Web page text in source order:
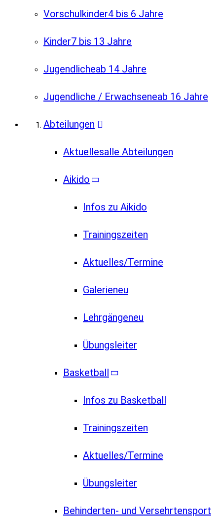
Vorschulkinder4 bis 6 Jahre
Kinder7 bis 13 Jahre
Jugendlicheab 14 Jahre
Jugendliche / Erwachseneab 16 Jahre
Abteilungen
Aktuellesalle Abteilungen
Aikido
Infos zu Aikido
Trainingszeiten
Aktuelles/Termine
Galerieneu
Lehrgängeneu
Übungsleiter
Basketball
Infos zu Basketball
Trainingszeiten
Aktuelles/Termine
Übungsleiter
Behinderten- und Versehrtensport